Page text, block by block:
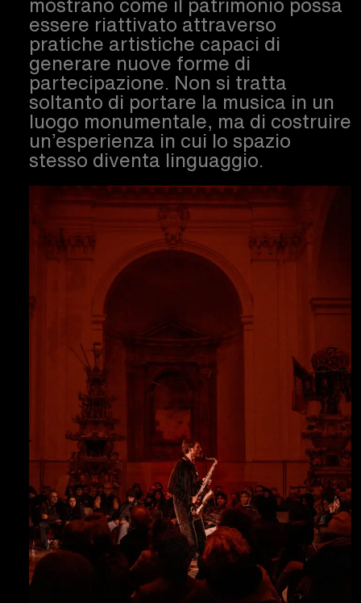
mostrano come il patrimonio possa
essere riattivato attraverso
pratiche artistiche capaci di
generare nuove forme di
partecipazione. Non si tratta
soltanto di portare la musica in un
luogo monumentale, ma di costruire
un’esperienza in cui lo spazio
stesso diventa linguaggio.